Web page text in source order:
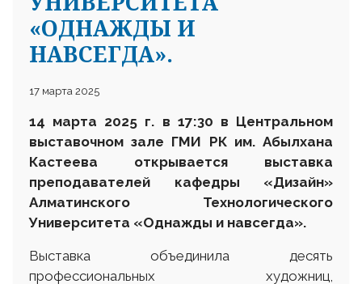
«ОДНАЖДЫ И
НАВСЕГДА».
17 марта 2025
14 марта 2025 г. в 17:30 в Центральном
выставочном зале ГМИ РК им. Абылхана
Кастеева открывается выставка
преподавателей кафедры «Дизайн»
Алматинского Технологического
Университета «Однажды и навсегда».
Выставка объединила десять
профессиональных художниц,